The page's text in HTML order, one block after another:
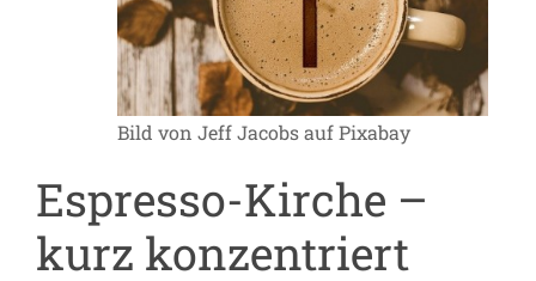
Bild von Jeff Jacobs auf Pixabay
Espresso-Kirche –
kurz konzentriert